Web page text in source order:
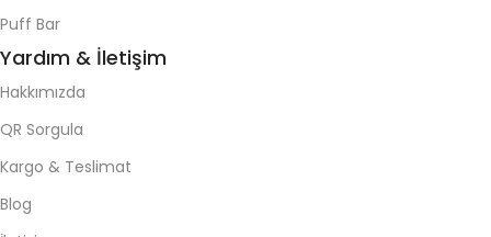
Puff Bar
Yardım & İletişim
Hakkımızda
QR Sorgula
Kargo & Teslimat
Blog